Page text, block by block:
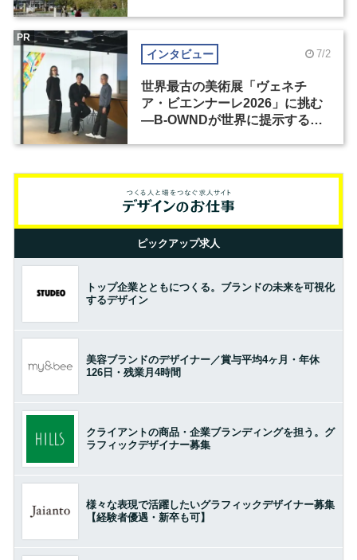
インタビュー 7/2
世界最古の美術展「ヴェネチ
ア・ビエンナーレ2026」に挑む
―B-OWNDが世界に提示する美
PR
ピックアップ求人
トップ企業とともにつくる。ブランドの未来を可視化
するデザイン
美容ブランドのデザイナー／賞与平均4ヶ月・年休
126日・残業月4時間
クライアントの商品・企業ブランディングを担う。グ
ラフィックデザイナー募集
様々な表現で活躍したいグラフィックデザイナー募集
【経験者優遇・新卒も可】